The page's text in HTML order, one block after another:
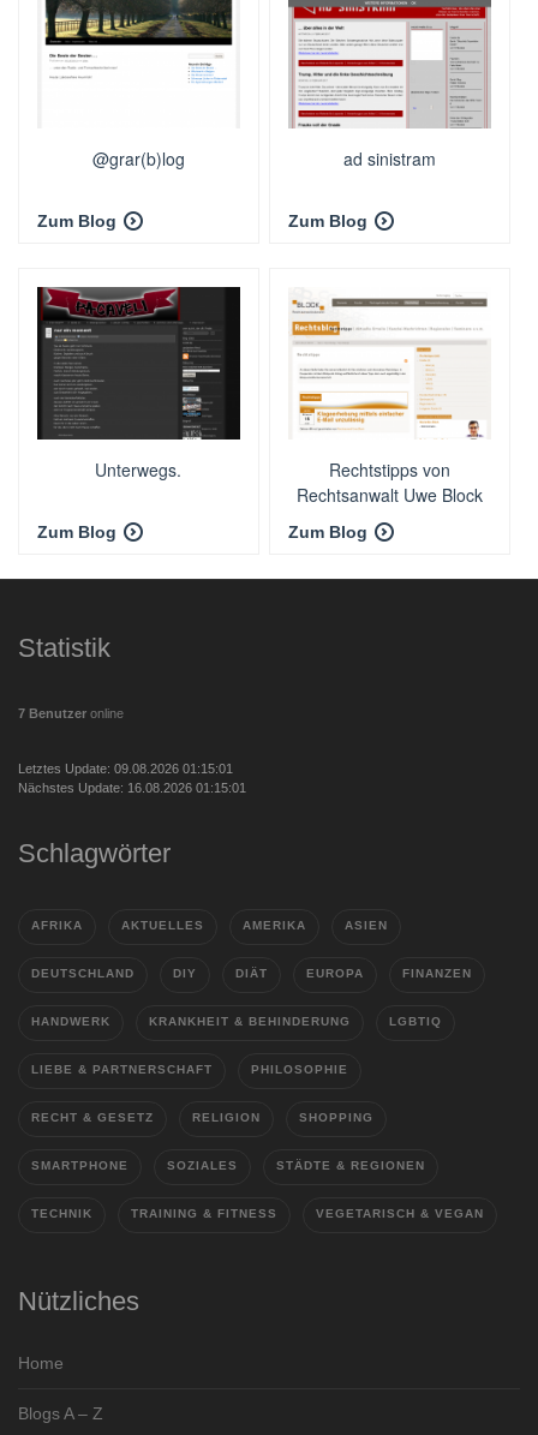
@grar(b)log
Zum Blog
ad sinistram
Zum Blog
Unterwegs.
Zum Blog
Rechtstipps von
Rechtsanwalt Uwe Block
Zum Blog
Statistik
7 Benutzer online
Letztes Update: 09.08.2026 01:15:01
Nächstes Update: 16.08.2026 01:15:01
Schlagwörter
AFRIKA AKTUELLES AMERIKA ASIEN
DEUTSCHLAND DIY DIÄT EUROPA FINANZEN
HANDWERK KRANKHEIT & BEHINDERUNG LGBTIQ
LIEBE & PARTNERSCHAFT PHILOSOPHIE
RECHT & GESETZ RELIGION SHOPPING
SMARTPHONE SOZIALES STÄDTE & REGIONEN
TECHNIK TRAINING & FITNESS VEGETARISCH & VEGAN
Nützliches
Home
Blogs A – Z